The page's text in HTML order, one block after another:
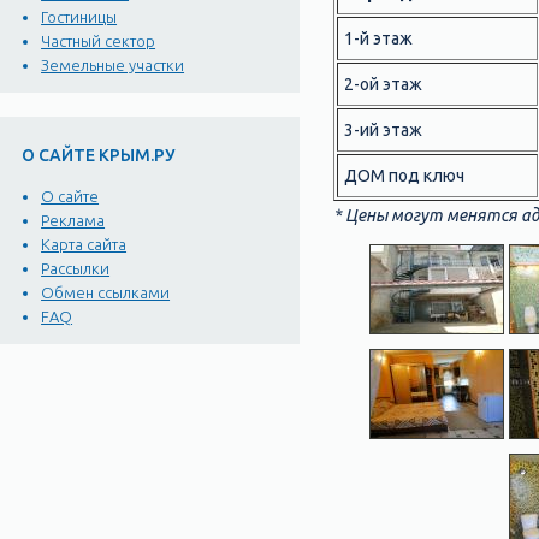
Гостиницы
Частный сектор
Земельные участки
О САЙТЕ КРЫМ.РУ
О сайте
Реклама
Карта сайта
Рассылки
Обмен ссылками
FAQ
1-й этаж
2-ой этаж
3-ий этаж
ДОМ под ключ
* Цены могут менятся